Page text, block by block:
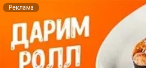
Реклама